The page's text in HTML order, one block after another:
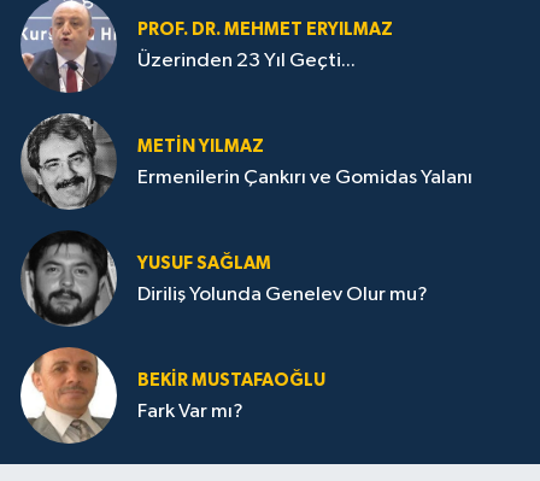
PROF. DR. MEHMET ERYILMAZ
Üzerinden 23 Yıl Geçti...
METIN YILMAZ
Ermenilerin Çankırı ve Gomidas Yalanı
YUSUF SAĞLAM
Diriliş Yolunda Genelev Olur mu?
BEKIR MUSTAFAOĞLU
Fark Var mı?